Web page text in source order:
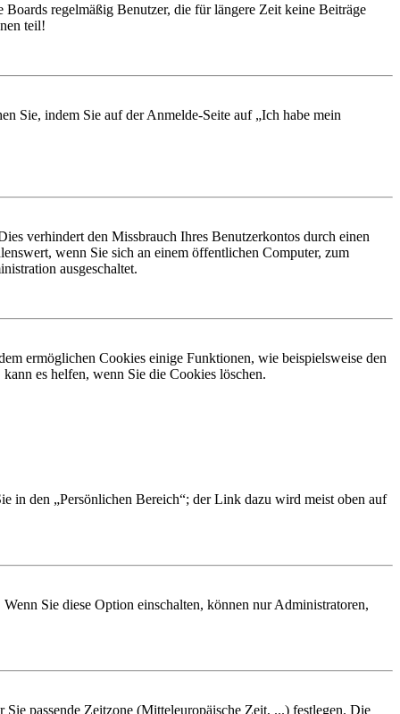
regelmäßig Benutzer, die für längere Zeit keine Beiträge
teil!
Sie, indem Sie auf der Anmelde-Seite auf „Ich habe mein
verhindert den Missbrauch Ihres Benutzerkontos durch einen
wenn Sie sich an einem öffentlichen Computer, zum
ausgeschaltet.
ermöglichen Cookies einige Funktionen, wie beispielsweise den
es helfen, wenn Sie die Cookies löschen.
in den „Persönlichen Bereich“; der Link dazu wird meist oben auf
Sie diese Option einschalten, können nur Administratoren,
passende Zeitzone (Mitteleuropäische Zeit, ...) festlegen. Die